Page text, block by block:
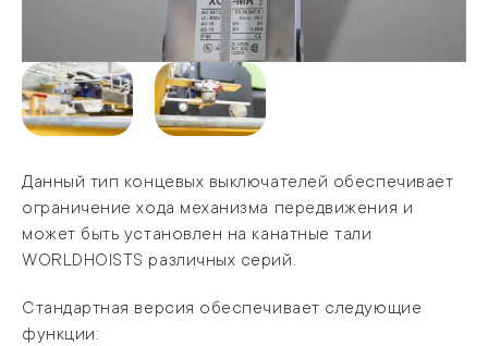
Данный тип концевых выключателей обеспечивает
ограничение хода механизма передвижения и
может быть установлен на канатные тали
WORLDHOISTS различных серий.
Стандартная версия обеспечивает следующие
функции: